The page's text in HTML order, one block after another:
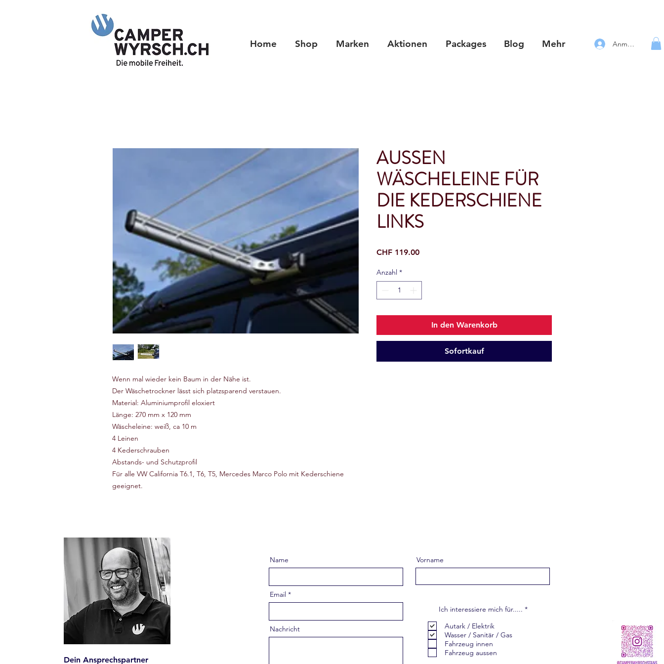
Home Shop Marken Aktionen Packages Blog Mehr Anmelden
Wenn mal wieder kein Baum in der Nähe ist.
Der Wäschetrockner lässt sich platzsparend verstauen.
Material: Aluminiumprofil eloxiert
Länge: 270 mm x 120 mm
Wäscheleine: weiß, ca 10 m
4 Leinen
4 Kederschrauben
Abstands- und Schutzprofil
Für alle VW California T6.1, T6, T5, Mercedes Marco Polo mit Kederschiene
geeignet.
AUSSEN
WÄSCHELEINE FÜR
DIE KEDERSCHIENE
LINKS
CHF 119.00Preis
Anzahl *
In den Warenkorb
Sofortkauf
Dein Ansprechspartner
Name Vorname
Email
Nachricht
Ich interessiere mich für..... *P
Autark / Elektrik
Wasser / Sanitär / Gas
Fahrzeug innen
Fahrzeug aussen